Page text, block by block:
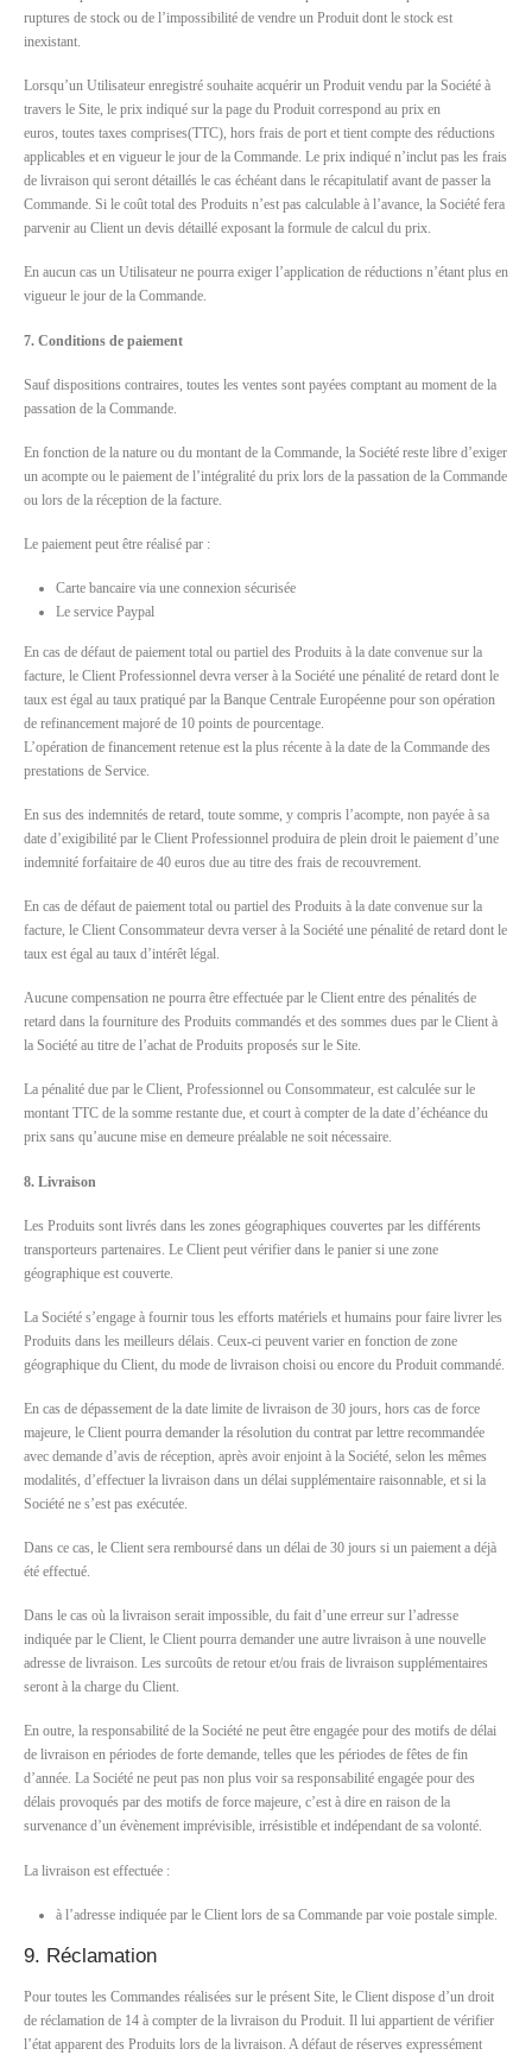
ruptures de stock ou de l’impossibilité de vendre un Produit dont le stock est
inexistant.
Lorsqu’un Utilisateur enregistré souhaite acquérir un Produit vendu par la Société à
travers le Site, le prix indiqué sur la page du Produit correspond au prix en
euros, toutes taxes comprises(TTC), hors frais de port et tient compte des réductions
applicables et en vigueur le jour de la Commande. Le prix indiqué n’inclut pas les frais
de livraison qui seront détaillés le cas échéant dans le récapitulatif avant de passer la
Commande. Si le coût total des Produits n’est pas calculable à l’avance, la Société fera
parvenir au Client un devis détaillé exposant la formule de calcul du prix.
En aucun cas un Utilisateur ne pourra exiger l’application de réductions n’étant plus en
vigueur le jour de la Commande.
7. Conditions de paiement
Sauf dispositions contraires, toutes les ventes sont payées comptant au moment de la
passation de la Commande.
En fonction de la nature ou du montant de la Commande, la Société reste libre d’exiger
un acompte ou le paiement de l’intégralité du prix lors de la passation de la Commande
ou lors de la réception de la facture.
Le paiement peut être réalisé par :
Carte bancaire via une connexion sécurisée
Le service Paypal
En cas de défaut de paiement total ou partiel des Produits à la date convenue sur la
facture, le Client Professionnel devra verser à la Société une pénalité de retard dont le
taux est égal au taux pratiqué par la Banque Centrale Européenne pour son opération
de refinancement majoré de 10 points de pourcentage.
L’opération de financement retenue est la plus récente à la date de la Commande des
prestations de Service.
En sus des indemnités de retard, toute somme, y compris l’acompte, non payée à sa
date d’exigibilité par le Client Professionnel produira de plein droit le paiement d’une
indemnité forfaitaire de 40 euros due au titre des frais de recouvrement.
En cas de défaut de paiement total ou partiel des Produits à la date convenue sur la
facture, le Client Consommateur devra verser à la Société une pénalité de retard dont le
taux est égal au taux d’intérêt légal.
Aucune compensation ne pourra être effectuée par le Client entre des pénalités de
retard dans la fourniture des Produits commandés et des sommes dues par le Client à
la Société au titre de l’achat de Produits proposés sur le Site.
La pénalité due par le Client, Professionnel ou Consommateur, est calculée sur le
montant TTC de la somme restante due, et court à compter de la date d’échéance du
prix sans qu’aucune mise en demeure préalable ne soit nécessaire.
8. Livraison
Les Produits sont livrés dans les zones géographiques couvertes par les différents
transporteurs partenaires. Le Client peut vérifier dans le panier si une zone
géographique est couverte.
La Société s’engage à fournir tous les efforts matériels et humains pour faire livrer les
Produits dans les meilleurs délais. Ceux-ci peuvent varier en fonction de zone
géographique du Client, du mode de livraison choisi ou encore du Produit commandé.
En cas de dépassement de la date limite de livraison de 30 jours, hors cas de force
majeure, le Client pourra demander la résolution du contrat par lettre recommandée
avec demande d’avis de réception, après avoir enjoint à la Société, selon les mêmes
modalités, d’effectuer la livraison dans un délai supplémentaire raisonnable, et si la
Société ne s’est pas exécutée.
Dans ce cas, le Client sera remboursé dans un délai de 30 jours si un paiement a déjà
été effectué.
Dans le cas où la livraison serait impossible, du fait d’une erreur sur l’adresse
indiquée par le Client, le Client pourra demander une autre livraison à une nouvelle
adresse de livraison. Les surcoûts de retour et/ou frais de livraison supplémentaires
seront à la charge du Client.
En outre, la responsabilité de la Société ne peut être engagée pour des motifs de délai
de livraison en périodes de forte demande, telles que les périodes de fêtes de fin
d’année. La Société ne peut pas non plus voir sa responsabilité engagée pour des
délais provoqués par des motifs de force majeure, c’est à dire en raison de la
survenance d’un évènement imprévisible, irrésistible et indépendant de sa volonté.
La livraison est effectuée :
à l’adresse indiquée par le Client lors de sa Commande par voie postale simple.
9. Réclamation
Pour toutes les Commandes réalisées sur le présent Site, le Client dispose d’un droit
de réclamation de 14 à compter de la livraison du Produit. Il lui appartient de vérifier
l’état apparent des Produits lors de la livraison. A défaut de réserves expressément